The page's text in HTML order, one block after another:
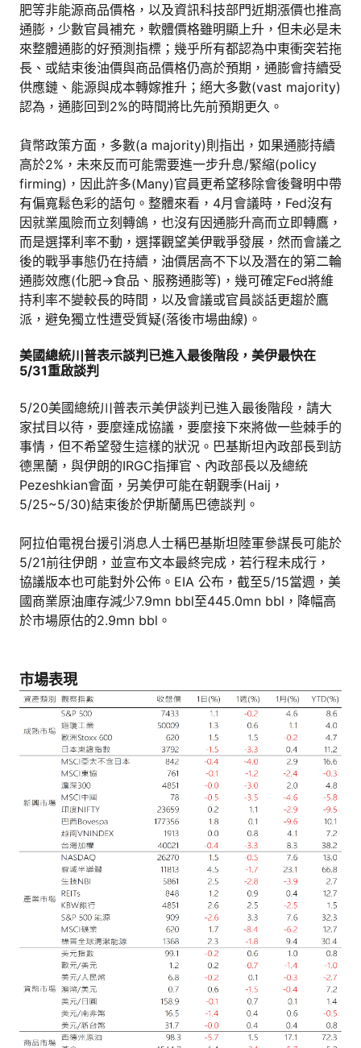
肥等非能源商品價格，以及資訊科技部門近期漲價也推高
通膨，少數官員補充，軟體價格雖明顯上升，但未必是未
來整體通膨的好預測指標；幾乎所有都認為中東衝突若拖
長、或結束後油價與商品價格仍高於預期，通膨會持續受
供應鏈、能源與成本轉嫁推升；絕大多數(vast majority)
認為，通膨回到2%的時間將比先前預期更久。
貨幣政策方面，多數(a majority)則指出，如果通膨持續
高於2%，未來反而可能需要進一步升息/緊縮(policy
firming)，因此許多(Many)官員更希望移除會後聲明中帶
有偏寬鬆色彩的語句。整體來看，4月會議時，Fed沒有
因就業風險而立刻轉鴿，也沒有因通膨升高而立即轉鷹，
而是選擇利率不動，選擇觀望美伊戰爭發展，然而會議之
後的戰爭事態仍在持續，油價居高不下以及潛在的第二輪
通膨效應(化肥→食品、服務通膨等)，幾可確定Fed將維
持利率不變較長的時間，以及會議或官員談話更趨於鷹
派，避免獨立性遭受質疑(落後市場曲線)。
美國總統川普表示談判已進入最後階段，美伊最快在
5/31重啟談判
5/20美國總統川普表示美伊談判已進入最後階段，請大
家拭目以待，要麼達成協議，要麼接下來將做一些棘手的
事情，但不希望發生這樣的狀況。巴基斯坦內政部長到訪
德黑蘭，與伊朗的IRGC指揮官、內政部長以及總統
Pezeshkian會面，另美伊可能在朝覲季(Haij，
5/25~5/30)結束後於伊斯蘭馬巴德談判。
阿拉伯電視台援引消息人士稱巴基斯坦陸軍參謀長可能於
5/21前往伊朗，並宣布文本最終完成，若行程未成行，
協議版本也可能對外公佈。EIA 公布，截至5/15當週，美
國商業原油庫存減少7.9mn bbl至445.0mn bbl，降幅高
於市場原估的2.9mn bbl。
市場表現